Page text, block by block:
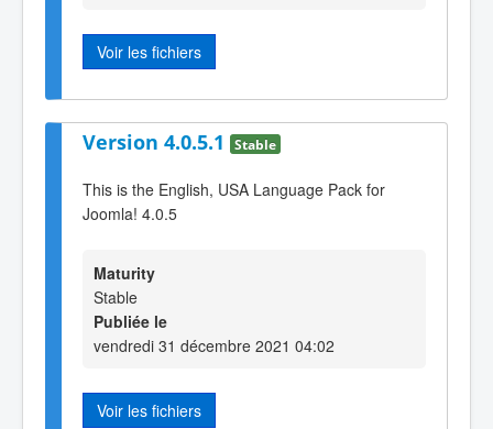
Voir les fichiers
Version 4.0.5.1 Stable
This is the English, USA Language Pack for
Joomla! 4.0.5
Maturity
Stable
Publiée le
vendredi 31 décembre 2021 04:02
Voir les fichiers